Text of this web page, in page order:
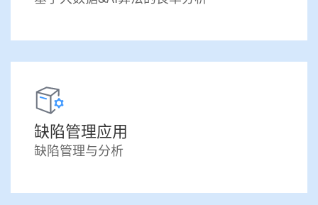
缺陷管理应用
缺陷管理与分析